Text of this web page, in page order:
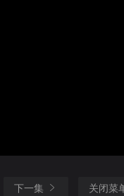
下一集 关闭菜